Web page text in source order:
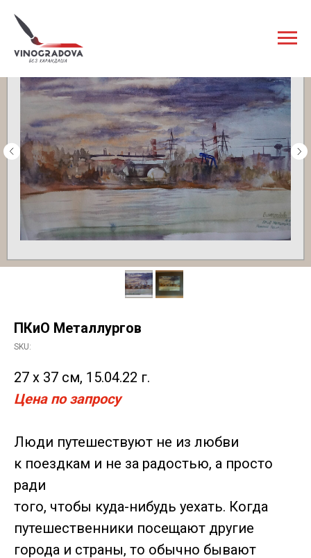
ПКиО Металлургов
SKU:
27 x 37 см, 15.04.22 г.
Цена по запросу
Люди путешествуют не из любви
к поездкам и не за радостью, а просто
ради
того, чтобы куда-нибудь уехать. Когда
путешественники посещают другие
города и страны, то обычно бывают